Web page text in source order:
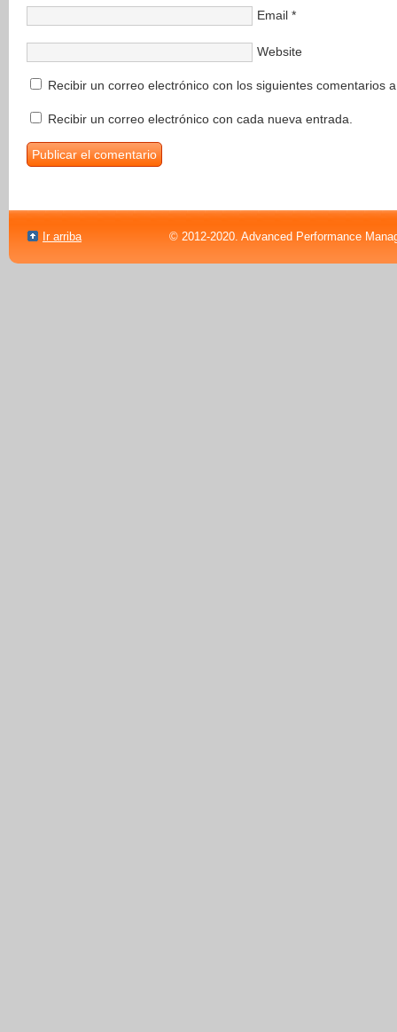
Email *
Website
Recibir un correo electrónico con los siguientes comentarios
Recibir un correo electrónico con cada nueva entrada.
Ir arriba © 2012-2020. Advanced Performance